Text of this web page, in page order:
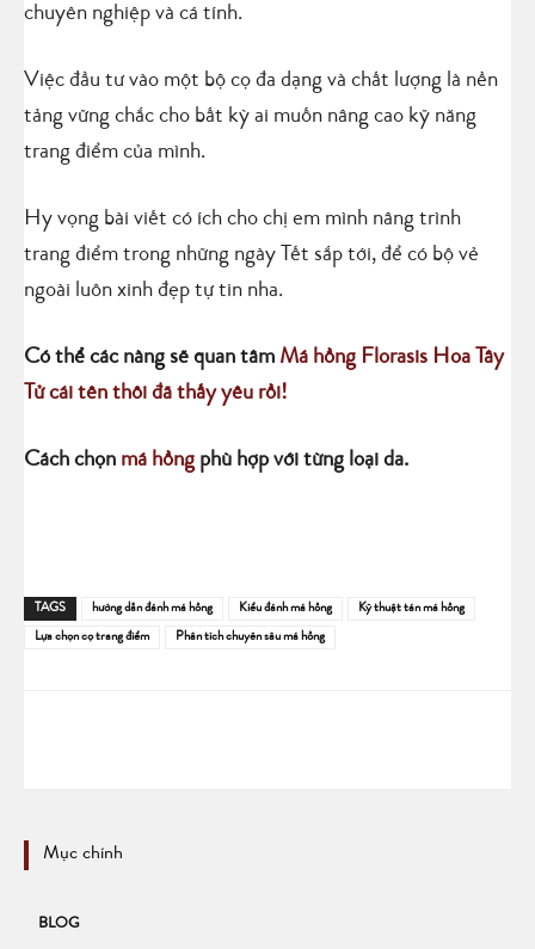
chuyên nghiệp và cá tính.
Việc đầu tư vào một bộ cọ đa dạng và chất lượng là nền
tảng vững chắc cho bất kỳ ai muốn nâng cao kỹ năng
trang điểm của mình.
Hy vọng bài viết có ích cho chị em mình nâng trình
trang điểm trong những ngày Tết sắp tới, để có bộ vẻ
ngoài luôn xinh đẹp tự tin nha.
Có thể các nàng sẽ quan tâm Má hồng Florasis Hoa Tây
Tử cái tên thôi đã thấy yêu rồi!
Cách chọn má hồng phù hợp với từng loại da.
TAGS hướng dẫn đánh má hồng Kiểu đánh má hồng Kỹ thuật tán má hồng
Lựa chọn cọ trang điểm Phân tích chuyên sâu má hồng
Mục chính
BLOG